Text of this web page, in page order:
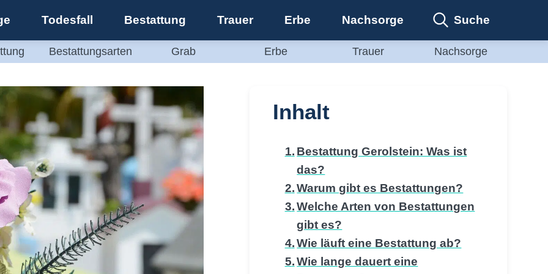
Todesfall Bestattung Trauer Erbe Nachsorge Suche
Bestattungsarten Grab Erbe Trauer Nachsorge
Inhalt
Bestattung Gerolstein: Was ist
das?
Warum gibt es Bestattungen?
Welche Arten von Bestattungen
gibt es?
Wie läuft eine Bestattung ab?
Wie lange dauert eine